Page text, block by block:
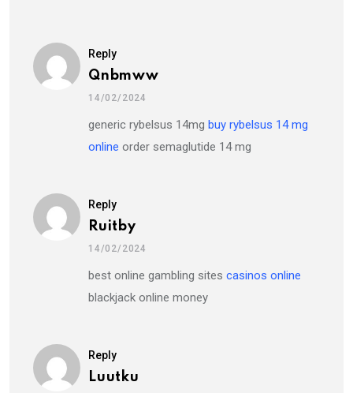
Reply
Qnbmww
14/02/2024
generic rybelsus 14mg buy rybelsus 14 mg
online order semaglutide 14 mg
Reply
Ruitby
14/02/2024
best online gambling sites casinos online
blackjack online money
Reply
Luutku